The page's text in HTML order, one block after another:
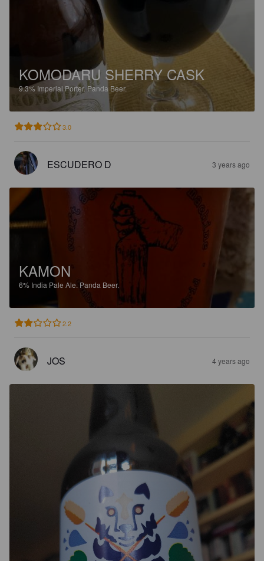
KOMODARU SHERRY CASK
9.3% Imperial Porter. Panda Beer.
3.0
ESCUDERO D 3 years ago
KAMON
6% India Pale Ale. Panda Beer.
2.2
JOS 4 years ago